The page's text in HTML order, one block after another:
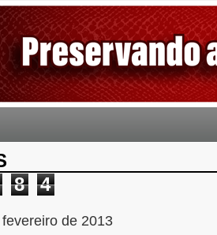
8 4
de 2013